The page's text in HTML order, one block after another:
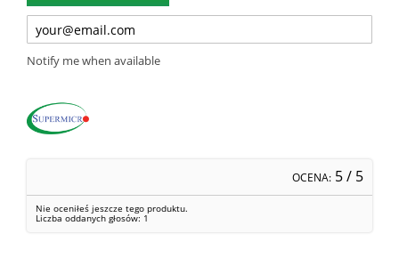
Notify me when available
OCENA: 5/ 5
Nie oceniłeś jeszcze tego produktu.
Liczba oddanych głosów: 1